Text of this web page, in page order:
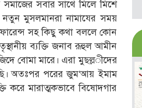
সবার সাথে মিলে মিশে
নতুন মুসলমানরা নামাযের সময়
সহ কিছু কথা বললে কোন
ব্যক্তি জনাব রূহুল আমীন
বোমা মারে। এরা মুছল্ল­ীদের
অতঃপর পরের জুম‘আয় ইমাম
করে মারাত্মকভাবে বিষোদগার